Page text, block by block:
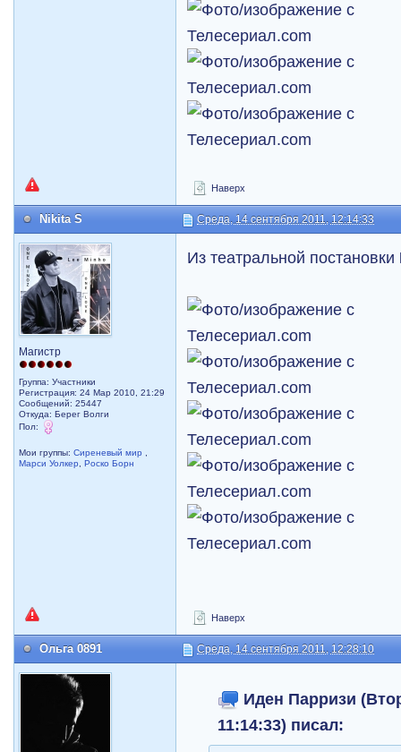
Наверх
Nikita S Среда, 14 сентября 2011, 12:14:33
Магистр
Группа: Участники
Регистрация: 24 Мар 2010, 21:29
Сообщений: 25447
Откуда: Берег Волги
Пол:
Мои группы:Сиреневый мир
Марси Уолкер
,Роско Борн
Из театральной постановки
Наверх
Ольга 0891 Среда, 14 сентября 2011, 12:28:10
Иден Парризи
11:14:33) писал: